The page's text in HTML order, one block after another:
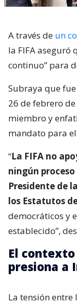
A través de un
la FIFA aseguró
continuo” para
Subraya que
26 de febrero
miembro y
mandato para
“La FIFA no
ningún
Presidente de
los Estatutos
democráticos y
establecido”,
El
presiona a
La tensión